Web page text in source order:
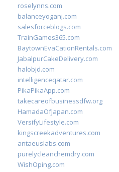
roselynns.com
balanceyoganj.com
salesforceblogs.com
TrainGames365.com
BaytownEvaCationRentals.com
JabalpurCakeDelivery.com
halobjd.com
intelligenceqatar.com
PikaPikaApp.com
takecareofbusinessdfw.org
HamadaOfJapan.com
VersifyLifestyle.com
kingscreekadventures.com
antaeuslabs.com
purelycleanchemdry.com
WishOping.com